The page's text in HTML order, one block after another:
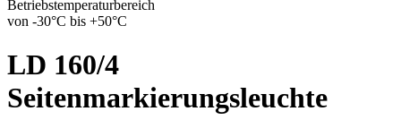
Betriebstemperaturbereich
von -30°C bis +50°C
LD 160/4
Seitenmarkierungsleuchte